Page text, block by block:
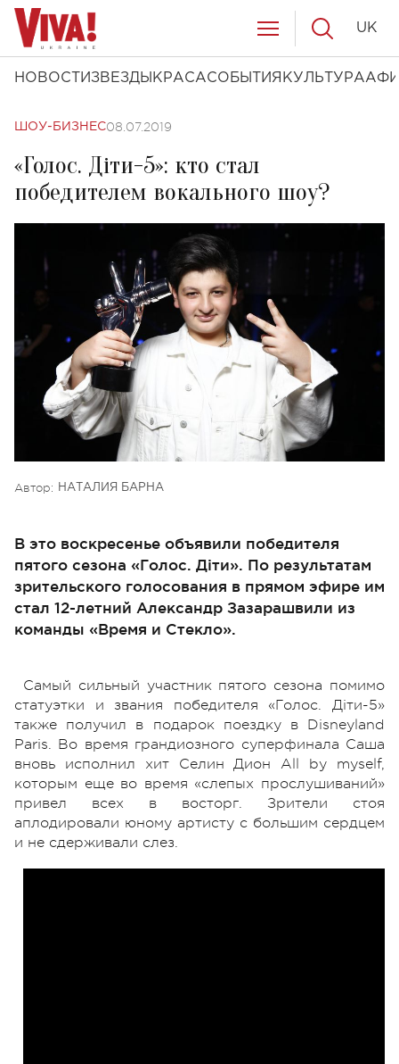
НОВОСТИ ЗВЕЗДЫ КРАСАСОБЫТИЯ КУЛЬТУРА
UK
ШОУ-БИЗНЕС08.07.2019
«Голос. Діти-5»: кто стал
победителем вокального шоу?
Автор: НАТАЛИЯ БАРНА
В это воскресенье объявили победителя
пятого сезона «Голос. Діти». По результатам
зрительского голосования в прямом эфире им
стал 12-летний Александр Зазарашвили из
команды «Время и Стекло».
Самый сильный участник пятого сезона помимо
статуэтки и звания победителя «Голос. Діти-5»
также получил в подарок поездку в Disneyland
Paris. Во время грандиозного суперфинала Саша
вновь исполнил хит Селин Дион All by myself,
которым еще во время «слепых прослушиваний»
привел всех в восторг. Зрители стоя
аплодировали юному артисту с большим сердцем
и не сдерживали слез.